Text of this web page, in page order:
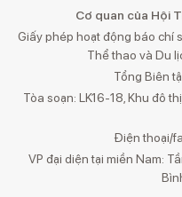
Cơ quan của Hội
Giấy phép hoạt động báo chí
Thể thao và Du
Tổng Biên
Tòa soạn: LK16-18, Khu đô
Điện thoại/
VP đại diện tại miền Nam: